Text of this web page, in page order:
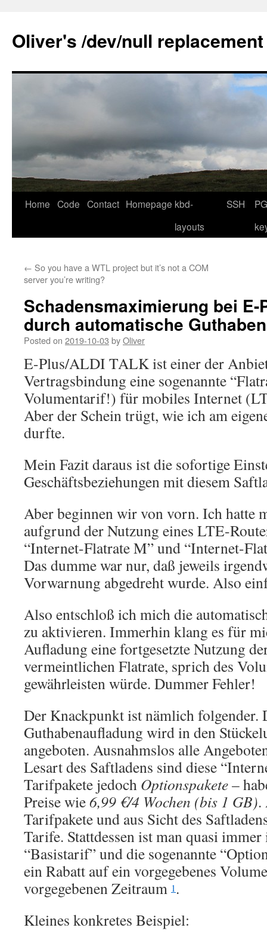
content
Oliver's /dev/null replacement
Home Code Contact Homepage kbd-
layouts
SSH
← So you have a WTL project but it’s not a COM
server you’re writing?
Schadensmaximierung bei E-
durch automatische
Posted on 2019-10-03 byOliver
E-Plus/ALDI TALK ist einer der
Vertragsbindung eine sogenannte
Volumentarif!) für mobiles Internet
Aber der Schein trügt, wie ich am
durfte.
Mein Fazit daraus ist die sofortige
Geschäftsbeziehungen mit diesem
Aber beginnen wir von vorn. Ich hatte
aufgrund der Nutzung eines LTE-
“Internet-Flatrate M” und “Internet-
Das dumme war nur, daß jeweils
Vorwarnung abgedreht wurde. Also
Also entschloß ich mich die
zu aktivieren. Immerhin klang es für
Aufladung eine fortgesetzte Nutzung
vermeintlichen Flatrate, sprich des
gewährleisten würde. Dummer Fehler!
Der Knackpunkt ist nämlich folgender.
Guthabenaufladung wird in den
angeboten. Ausnahmslos alle
Lesart des Saftladens sind diese
Tarifpakete jedoch Optionspakete–
Preise wie6,99 €/4 Wochen (bis 1 GB).
Tarifpakete und aus Sicht des
Tarife. Stattdessen ist man quasi immer
“Basistarif” und die sogenannte
ein Rabatt auf ein vorgegebenes
vorgegebenen Zeitraum 1 .
Kleines konkretes Beispiel: